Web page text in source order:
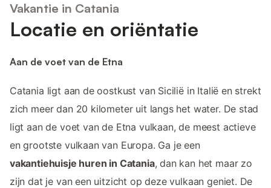
Vakantie in Catania
Locatie en oriëntatie
Aan de voet van de Etna
Catania ligt aan de oostkust van Sicilië in Italië en strekt
zich meer dan 20 kilometer uit langs het water. De stad
ligt aan de voet van de Etna vulkaan, de meest actieve
en grootste vulkaan van Europa. Ga je een
vakantiehuisje huren in Catania, dan kan het maar zo
zijn dat je van een uitzicht op deze vulkaan geniet. De